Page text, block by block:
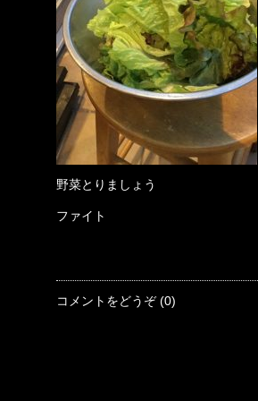
野菜とりましょう
ファイト
コメントをどうぞ (0)